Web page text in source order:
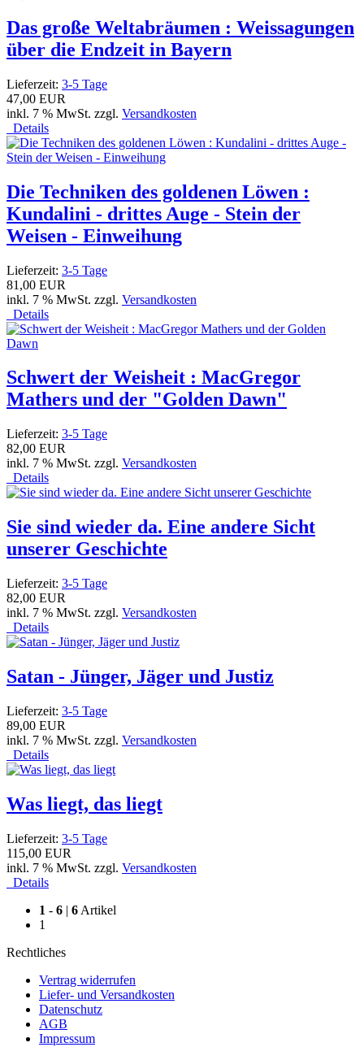
Das große Weltabräumen : Weissagungen
über die Endzeit in Bayern
Lieferzeit: 3-5 Tage
47,00 EUR
inkl. 7 % MwSt. zzgl. Versandkosten
Details
Die Techniken des goldenen Löwen :
Kundalini - drittes Auge - Stein der
Weisen - Einweihung
Lieferzeit: 3-5 Tage
81,00 EUR
inkl. 7 % MwSt. zzgl. Versandkosten
Details
Schwert der Weisheit : MacGregor
Mathers und der "Golden Dawn"
Lieferzeit: 3-5 Tage
82,00 EUR
inkl. 7 % MwSt. zzgl. Versandkosten
Details
Sie sind wieder da. Eine andere Sicht
unserer Geschichte
Lieferzeit: 3-5 Tage
82,00 EUR
inkl. 7 % MwSt. zzgl. Versandkosten
Details
Satan - Jünger, Jäger und Justiz
Lieferzeit: 3-5 Tage
89,00 EUR
inkl. 7 % MwSt. zzgl. Versandkosten
Details
Was liegt, das liegt
Lieferzeit: 3-5 Tage
115,00 EUR
inkl. 7 % MwSt. zzgl. Versandkosten
Details
1 - 6 | 6 Artikel
1
Rechtliches
Vertrag widerrufen
Liefer- und Versandkosten
Datenschutz
AGB
Impressum